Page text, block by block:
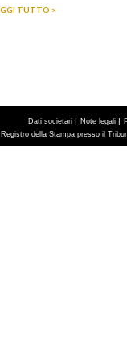
TUTTO >
Dati societari | Note legali |
della Stampa presso il